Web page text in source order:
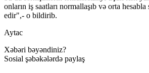
onların iş saatları normallaşıb və orta
edir",- o bildirib.
Aytac
Xəbəri bəyəndiniz?
Sosial şəbəkələrdə paylaş